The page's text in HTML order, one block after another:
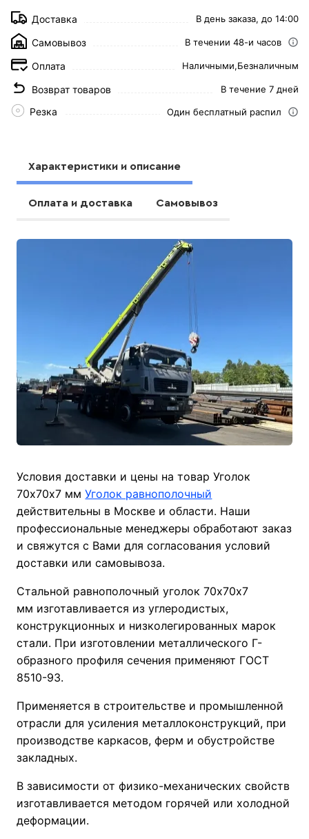
Доставка В день заказа, до 14:00
Самовывоз В течении 48-и часов
Оплата Наличными,Безналичным
Возврат товаров В течение 7 дней
Резка Один бесплатный распил
Характеристики и описание
Оплата и доставка Самовывоз
Условия доставки и цены на товар Уголок
70х70х7 ммУголок равнополочный
действительны в Москве и области. Наши
профессиональные менеджеры обработают заказ
и свяжутся с Вами для согласования условий
доставки или самовывоза.
Стальной равнополочный уголок 70х70х7
мм изготавливается из углеродистых,
конструкционных и низколегированных марок
стали. При изготовлении металлического Г-
образного профиля сечения применяют ГОСТ
8510-93.
Применяется в строительстве и промышленной
отрасли для усиления металлоконструкций, при
производстве каркасов, ферм и обустройстве
закладных.
В зависимости от физико-механических свойств
изготавливается методом горячей или холодной
деформации.